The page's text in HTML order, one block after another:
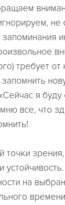
запоминания
требует
я
все, что
точки
на